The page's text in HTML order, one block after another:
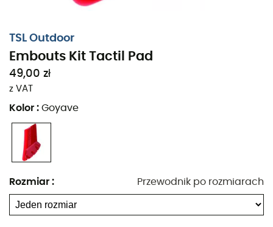
TSL Outdoor
Embouts Kit Tactil Pad
49,00 zł
z VAT
Kolor : Goyave
Rozmiar : Przewodnik po rozmiarach